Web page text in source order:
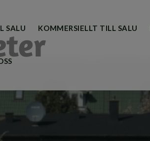
SALU KOMMERSIELLT TILL SALU